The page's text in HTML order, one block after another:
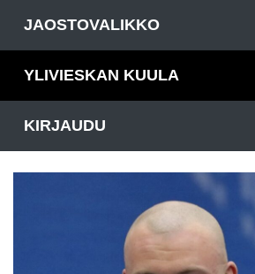
JAOSTOVALIKKO
YLIVIESKAN KUULA
KIRJAUDU